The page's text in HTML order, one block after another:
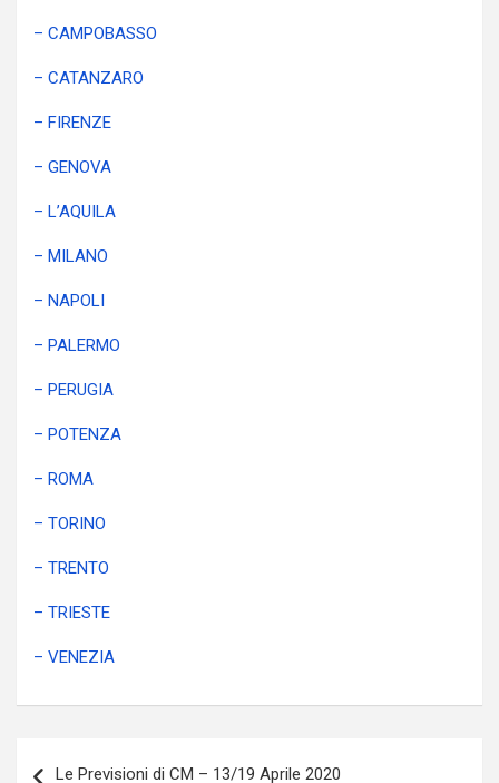
– CAMPOBASSO
– CATANZARO
– FIRENZE
– GENOVA
– L’AQUILA
– MILANO
– NAPOLI
– PALERMO
– PERUGIA
– POTENZA
– ROMA
– TORINO
– TRENTO
– TRIESTE
– VENEZIA
Le Previsioni di CM – 13/19 Aprile 2020